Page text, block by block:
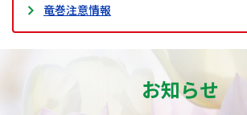
竜巻注意情報
お知らせ